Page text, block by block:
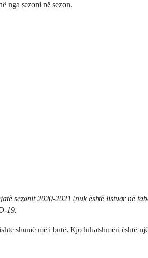
nga sezoni në sezon.
sezonit 2020-2021 (nuk është listuar në
19.
shumë më i butë. Kjo luhatshmëri është